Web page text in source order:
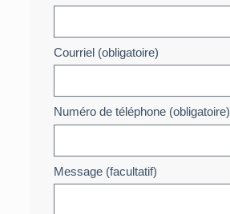
Courriel (obligatoire)
Numéro de téléphone (obligatoire)
Message (facultatif)